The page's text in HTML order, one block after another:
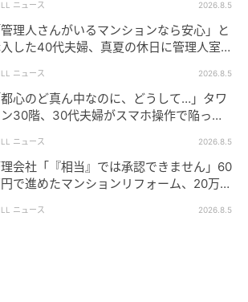
は限界を迎えました。最終的に、庭
駐車場を横並びへ変更する工事を決
事費用が想像以上でした。
ト工事
万円。Aさん夫婦は「最初から並列
おけば…」と後悔したそうです。
ニュース 2026.8.5
管理人さんがいるマンションなら安心」と
した40代夫婦、真夏の休日に管理人室を
ニュース 2026.8.5
都心のど真ん中なのに、どうして…」タワ
30階、30代夫婦がスマホ操作で陥っ
ニュース 2026.8.5
会社「『相当』では承認できません」60
で進めたマンションリフォーム、20万円
ニュース 2026.8.5